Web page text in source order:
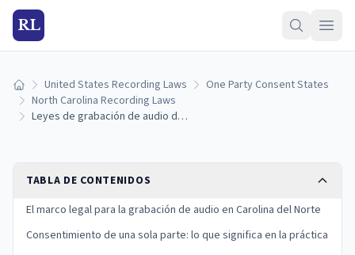
RL
Inicio United States Recording Laws
One Party Consent States
North Carolina Recording Laws
Leyes de grabación de audio de Carolina del Norte: reglas de consentimiento de una sola parte
TABLA DE CONTENIDOS
El marco legal para la grabación de audio en Carolina del Norte
Consentimiento de una sola parte: lo que significa en la práctica